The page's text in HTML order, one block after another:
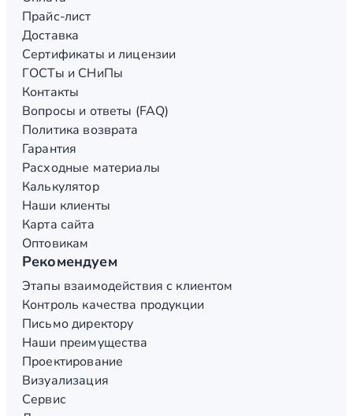
Прайс-лист
Доставка
Сертификаты и лицензии
ГОСТы и СНиПы
Контакты
Вопросы и ответы (FAQ)
Политика возврата
Гарантия
Расходные материалы
Калькулятор
Наши клиенты
Карта сайта
Оптовикам
Рекомендуем
Этапы взаимодействия с клиентом
Контроль качества продукции
Письмо директору
Наши преимущества
Проектирование
Визуализация
Сервис